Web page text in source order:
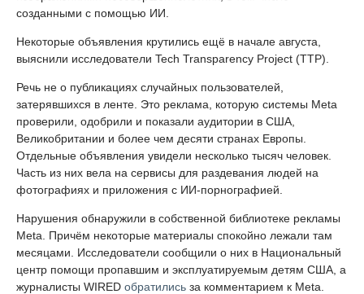
созданными с помощью ИИ.
Некоторые объявления крутились ещё в начале августа,
выяснили исследователи Tech Transparency Project (TTP).
Речь не о публикациях случайных пользователей,
затерявшихся в ленте. Это реклама, которую системы Meta
проверили, одобрили и показали аудитории в США,
Великобритании и более чем десяти странах Европы.
Отдельные объявления увидели несколько тысяч человек.
Часть из них вела на сервисы для раздевания людей на
фотографиях и приложения с ИИ-порнографией.
Нарушения обнаружили в собственной библиотеке рекламы
Meta. Причём некоторые материалы спокойно лежали там
месяцами. Исследователи сообщили о них в Национальный
центр помощи пропавшим и эксплуатируемым детям США, а
журналисты WIRED обратились за комментарием к Meta.